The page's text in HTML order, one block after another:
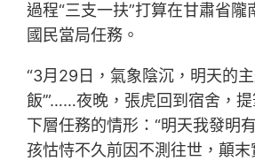
過程“三支一扶”打算在甘肅省隴
國民當局任務。
“3月29日，氣象陰沉，明天的
飯’”……夜晚，張虎回到宿舍，
下層任務的情形：“明天我發明
孩怙恃不久前因不測往世，顛